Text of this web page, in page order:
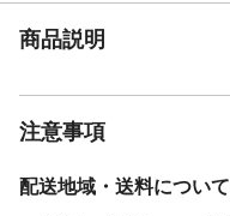
商品説明
注意事項
配送地域・送料について